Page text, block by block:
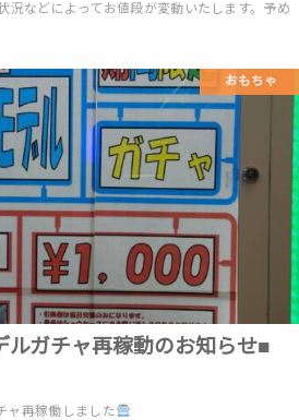
況などによってお値段が変動いたします。予め
おもちゃ
ルガチャ再稼動のお知らせ■
ャ再稼働しました